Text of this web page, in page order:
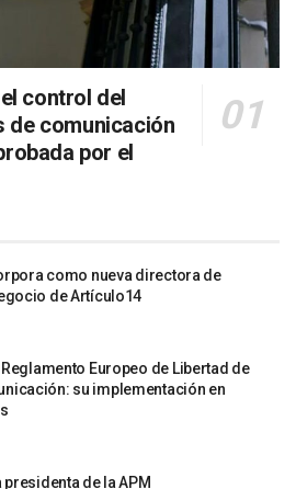
control del
de comunicación
por el
como nueva directora de
de Artículo14
Europeo de Libertad de
su implementación en
presidenta de la APM